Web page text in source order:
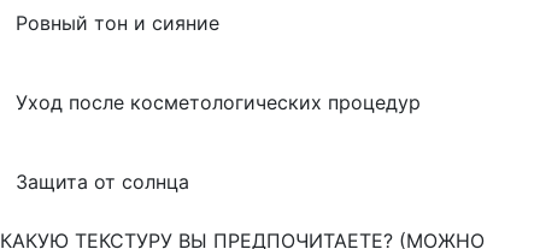
Ровный тон и сияние
Уход после косметологических процедур
Защита от солнца
КАКУЮ ТЕКСТУРУ ВЫ ПРЕДПОЧИТАЕТЕ? (МОЖНО